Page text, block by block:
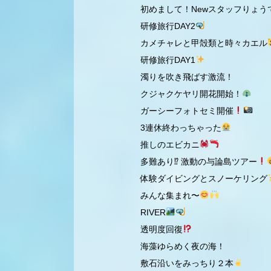
初めまして！Newスタッフりょう
研修旅行DAY2
カメチャレと甲殻類と時々カエル
研修旅行DAY1
濁りを吹き飛ばす激流！
クジャクケヤリ開花開始！
ガーシーフォトセミ開催
3連休終わっちゃった
推しのエビカニ
多難あり⁉︎ 激動の与論島ツアー
体験ダイビングとスノーケリング
みんな集まれ〜
RIVER
透明度回復
海藻ゆらめく夜の海！
敷石沿いをみっちり２本